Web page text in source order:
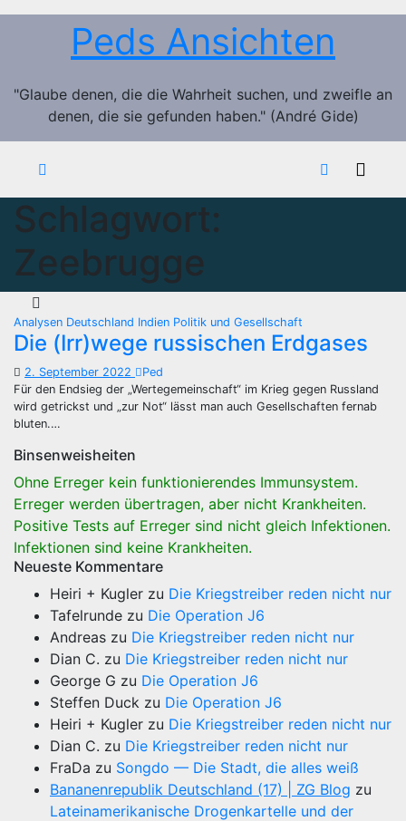
Zum
Peds Ansichten
"Glaube denen, die die Wahrheit suchen, und zweifle an
denen, die sie gefunden haben." (André Gide)
Schlagwort:
Zeebrugge
Analysen Deutschland Indien Politik und Gesellschaft
Die (Irr)wege russischen Erdgases
2. September 2022
Ped
Für den Endsieg der „Wertegemeinschaft“ im Krieg gegen Russland
wird getrickst und „zur Not“ lässt man auch Gesellschaften fernab
bluten.…
Binsenweisheiten
Ohne Erreger kein funktionierendes Immunsystem.
Erreger werden übertragen, aber nicht Krankheiten.
Positive Tests auf Erreger sind nicht gleich Infektionen.
Infektionen sind keine Krankheiten.
Neueste Kommentare
Heiri + Kugler zu Die Kriegstreiber reden nicht nur
Tafelrunde zu Die Operation J6
Andreas zu Die Kriegstreiber reden nicht nur
Dian C. zu Die Kriegstreiber reden nicht nur
George G zu Die Operation J6
Steffen Duck zu Die Operation J6
Heiri + Kugler zu Die Kriegstreiber reden nicht nur
Dian C. zu Die Kriegstreiber reden nicht nur
FraDa zu Songdo — Die Stadt, die alles weiß
Bananenrepublik Deutschland (17) | ZG Blog zu
Lateinamerikanische Drogenkartelle und der